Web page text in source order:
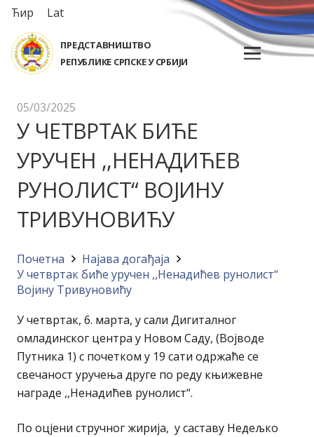
Ћир Lat
ПРЕДСТАВНИШТВО
РЕПУБЛИКЕ СРПСКЕ У СРБИЈИ
05/03/2025
У ЧЕТВРТАК БИЋЕ
УРУЧЕН ,,НЕНАДИЋЕВ
РУНОЛИСТ“ ВОЈИНУ
ТРИВУНОВИЋУ
Почетна
Најава догађајa
У четвртак биће уручен ,,Ненадићев рунолист“
Војину Тривуновићу
У четвртак, 6. марта, у сали Дигиталног
омладинског центра у Новом Саду, (Војводе
Путника 1) с почетком у 19 сати одржаће се
свечаност уручења друге по реду књижевне
награде ,,Ненадићев рунолист“.
По оцјени стручног жирија, у саставу Недељко